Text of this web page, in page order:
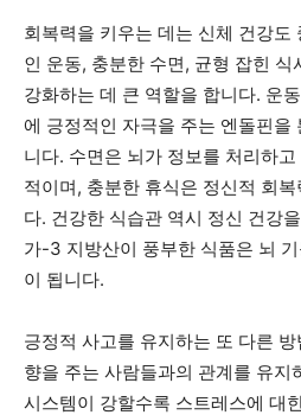
회복력을 키우는 데는 신체 건강도
인 운동, 충분한 수면, 균형 잡힌
강화하는 데 큰 역할을 합니다. 운
에 긍정적인 자극을 주는 엔돌핀을
니다. 수면은 뇌가 정보를 처리하
적이며, 충분한 휴식은 정신적 회
다. 건강한 식습관 역시 정신 건강
가-3 지방산이 풍부한 식품은 뇌
이 됩니다.
긍정적 사고를 유지하는 또 다른
향을 주는 사람들과의 관계를 유지
시스템이 강할수록 스트레스에 대